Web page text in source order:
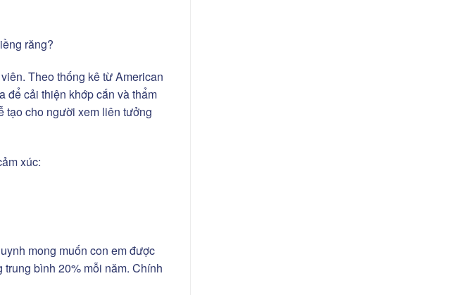
răng?
Theo thống kê từ American
để cải thiện khớp cắn và thẩm
tạo cho người xem liên tưởng
xúc:
mong muốn con em được
bình 20% mỗi năm. Chính